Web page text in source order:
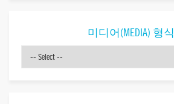
미디어(MEDIA) 형식